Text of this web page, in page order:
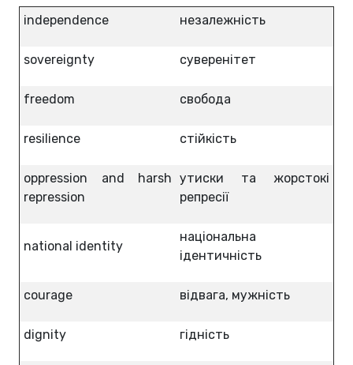
independence незалежність
sovereignty суверенітет
freedom свобода
resilience стійкість
oppression and harsh
repression
утиски та жорстокі
репресії
national identity
національна
ідентичність
courage відвага, мужність
dignity гідність